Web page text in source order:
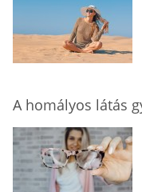
A homályos látás